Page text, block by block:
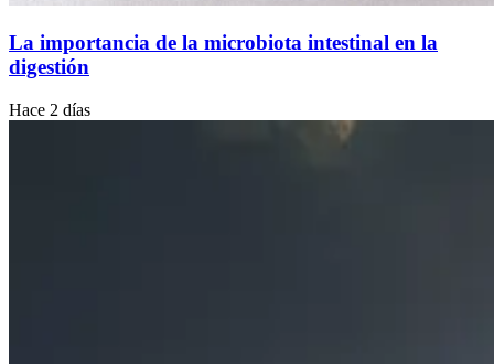
La importancia de la microbiota intestinal en la
digestión
Hace 2 días